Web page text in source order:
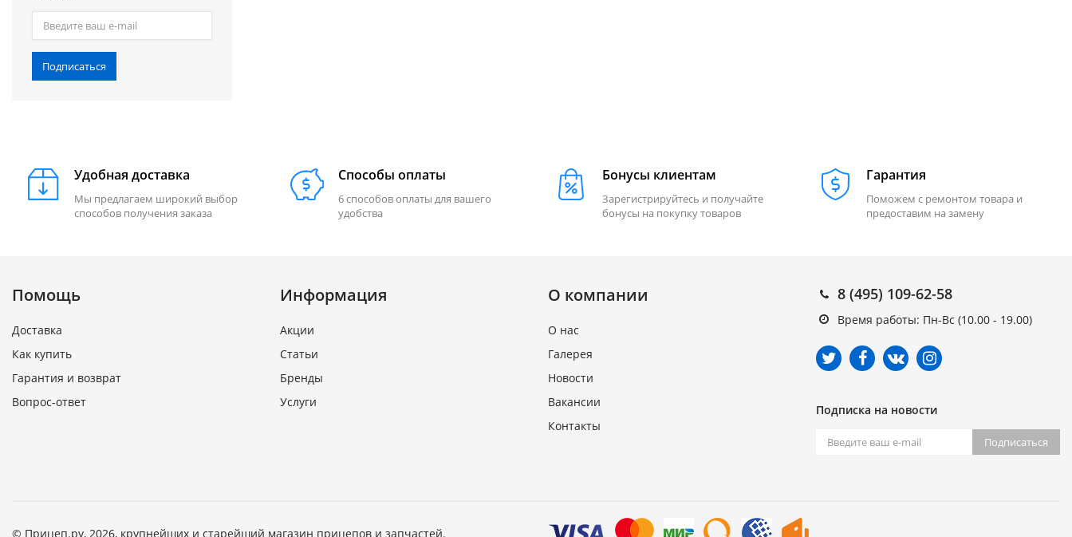
Подписаться
Удобная доставка
Мы предлагаем широкий выбор
способов получения заказа
Способы оплаты
6 способов оплаты для вашего
удобства
Бонусы клиентам
Зарегистрируйтесь и получайте
бонусы на покупку товаров
Гарантия
Поможем с ремонтом товара и
предоставим на замену
Помощь
Доставка
Как купить
Гарантия и возврат
Вопрос-ответ
Информация
Акции
Статьи
Бренды
Услуги
О компании
О нас
Галерея
Новости
Вакансии
Контакты
8 (495) 109-62-58
Время работы: Пн-Вс (10.00 - 19.00)
Подписка на новости
Подписаться
© Прицеп.ру, 2026, крупнейших и старейший магазин прицепов и запчастей.